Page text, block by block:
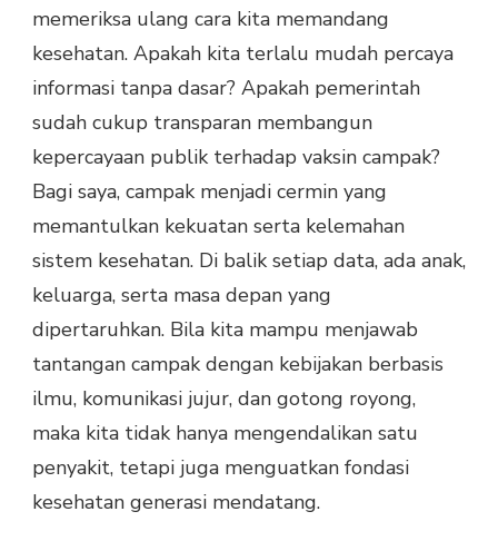
memeriksa ulang cara kita memandang
kesehatan. Apakah kita terlalu mudah percaya
informasi tanpa dasar? Apakah pemerintah
sudah cukup transparan membangun
kepercayaan publik terhadap vaksin campak?
Bagi saya, campak menjadi cermin yang
memantulkan kekuatan serta kelemahan
sistem kesehatan. Di balik setiap data, ada anak,
keluarga, serta masa depan yang
dipertaruhkan. Bila kita mampu menjawab
tantangan campak dengan kebijakan berbasis
ilmu, komunikasi jujur, dan gotong royong,
maka kita tidak hanya mengendalikan satu
penyakit, tetapi juga menguatkan fondasi
kesehatan generasi mendatang.